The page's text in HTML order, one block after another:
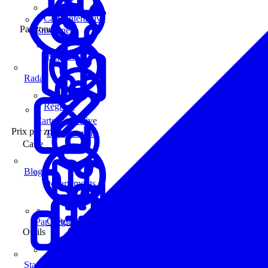
Enseignes
Carte interactive
Prix par zone
Par Région
Régions
Départements
Carte
Carte interactive
Outils
Carte interactive
Par zone
Régions
Départements
Radar
Blog
Statistiques